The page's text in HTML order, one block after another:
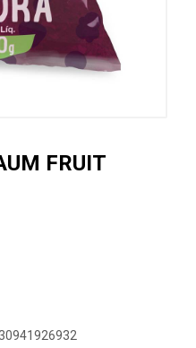
FRUIT